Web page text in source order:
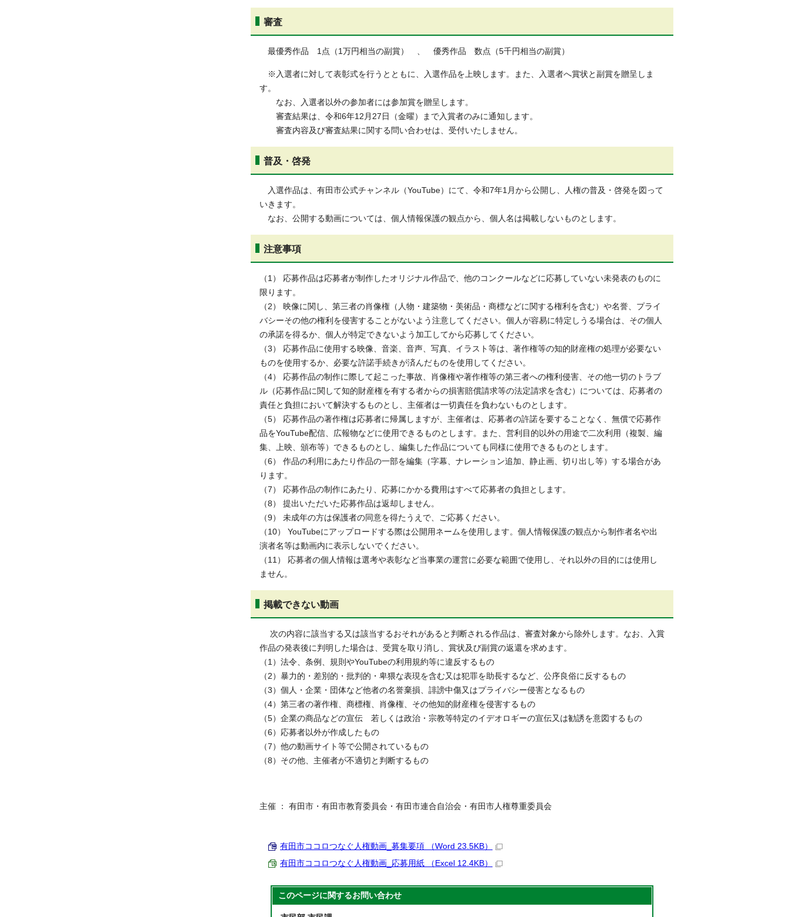
審査
最優秀作品 1点（1万円相当の副賞） 、 優秀作品 数点（5千円相当の副賞）
※入選者に対して表彰式を行うとともに、入選作品を上映します。また、入選者へ賞状と副賞を贈呈しま
す。
なお、入選者以外の参加者には参加賞を贈呈します。
審査結果は、令和6年12月27日（金曜）まで入賞者のみに通知します。
審査内容及び審査結果に関する問い合わせは、受付いたしません。
普及・啓発
入選作品は、有田市公式チャンネル（YouTube）にて、令和7年1月から公開し、人権の普及・啓発を図って
いきます。
なお、公開する動画については、個人情報保護の観点から、個人名は掲載しないものとします。
注意事項
（1） 応募作品は応募者が制作したオリジナル作品で、他のコンクールなどに応募していない未発表のものに
限ります。
（2） 映像に関し、第三者の肖像権（人物・建築物・美術品・商標などに関する権利を含む）や名誉、プライ
バシーその他の権利を侵害することがないよう注意してください。個人が容易に特定しうる場合は、その個人
の承諾を得るか、個人が特定できないよう加工してから応募してください。
（3） 応募作品に使用する映像、音楽、音声、写真、イラスト等は、著作権等の知的財産権の処理が必要ない
ものを使用するか、必要な許諾手続きが済んだものを使用してください。
（4） 応募作品の制作に際して起こった事故、肖像権や著作権等の第三者への権利侵害、その他一切のトラブ
ル（応募作品に関して知的財産権を有する者からの損害賠償請求等の法定請求を含む）については、応募者の
責任と負担において解決するものとし、主催者は一切責任を負わないものとします。
（5） 応募作品の著作権は応募者に帰属しますが、主催者は、応募者の許諾を要することなく、無償で応募作
品をYouTube配信、広報物などに使用できるものとします。また、営利目的以外の用途で二次利用（複製、編
集、上映、頒布等）できるものとし、編集した作品についても同様に使用できるものとします。
（6） 作品の利用にあたり作品の一部を編集（字幕、ナレーション追加、静止画、切り出し等）する場合があ
ります。
（7） 応募作品の制作にあたり、応募にかかる費用はすべて応募者の負担とします。
（8） 提出いただいた応募作品は返却しません。
（9） 未成年の方は保護者の同意を得たうえで、ご応募ください。
（10） YouTubeにアップロードする際は公開用ネームを使用します。個人情報保護の観点から制作者名や出
演者名等は動画内に表示しないでください。
（11） 応募者の個人情報は選考や表彰など当事業の運営に必要な範囲で使用し、それ以外の目的には使用し
ません。
掲載できない動画
次の内容に該当する又は該当するおそれがあると判断される作品は、審査対象から除外します。なお、入賞
作品の発表後に判明した場合は、受賞を取り消し、賞状及び副賞の返還を求めます。
（1）法令、条例、規則やYouTubeの利用規約等に違反するもの
（2）暴力的・差別的・批判的・卑猥な表現を含む又は犯罪を助長するなど、公序良俗に反するもの
（3）個人・企業・団体など他者の名誉棄損、誹謗中傷又はプライバシー侵害となるもの
（4）第三者の著作権、商標権、肖像権、その他知的財産権を侵害するもの
（5）企業の商品などの宣伝 若しくは政治・宗教等特定のイデオロギーの宣伝又は勧誘を意図するもの
（6）応募者以外が作成したもの
（7）他の動画サイト等で公開されているもの
（8）その他、主催者が不適切と判断するもの
主催 ： 有田市・有田市教育委員会・有田市連合自治会・有田市人権尊重委員会
有田市ココロつなぐ人権動画_募集要項 （Word 23.5KB）
有田市ココロつなぐ人権動画_応募用紙 （Excel 12.4KB）
このページに関するお問い合わせ